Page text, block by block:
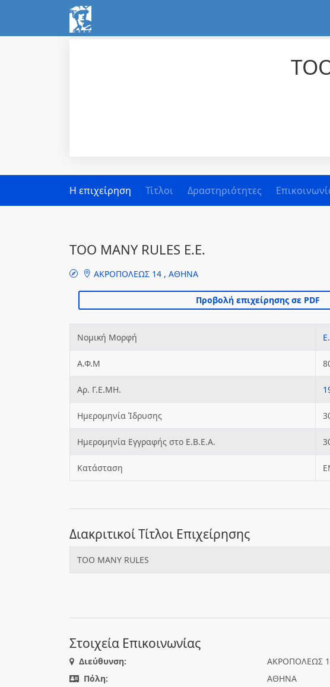
Η επιχείρηση Τίτλοι Δραστηριότητες
TOO MANY RULES Ε.Ε.
ΑΚΡΟΠΟΛΕΩΣ 14 , ΑΘΗΝΑ
Νομική Μορφή
Α.Φ.Μ
Αρ. Γ.Ε.ΜΗ.
Ημερομηνία Ίδρυσης
Ημερομηνία Εγγραφής στο Ε.Β.Ε.Α.
Κατάσταση
Διακριτικοί Τίτλοι Επιχείρησης
TOO MANY RULES
Στοιχεία Επικοινωνίας
Διεύθυνση:
ΑΚΡΟΠΟΛΕΩΣ
Πόλη:
ΑΘΗΝΑ